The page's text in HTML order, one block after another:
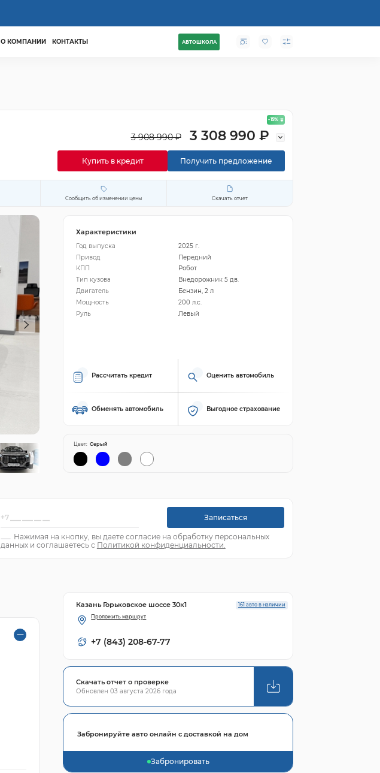
О КОМПАНИИ КОНТАКТЫ АВТОШКОЛА
- 15%
3 908 990 ₽ 3 308 990 ₽
Купить в кредит Получить предложение
Сообщить об изменении цены Скачать отчет
Характеристики
Год выпуска
2025 г.
Привод
Передний
КПП
Робот
Тип кузова
Внедорожник 5 дв.
Двигатель
Бензин, 2 л
Мощность
200 л.с.
Руль
Левый
Рассчитать кредит Оценить автомобиль
Обменять автомобиль Выгодное страхование
Цвет: Серый
Записаться
Нажимая на кнопку, вы даете согласие на обработку персональных
данных и соглашаетесь с Политикой конфиденциальности.
161 авто в наличии
Казань Горьковское шоссе 30к1
Проложить маршрут
+7 (843) 208-67-77
Скачать отчет о проверке
Обновлен 03 августа 2026 года
Забронируйте авто онлайн с доставкой на дом
Забронировать